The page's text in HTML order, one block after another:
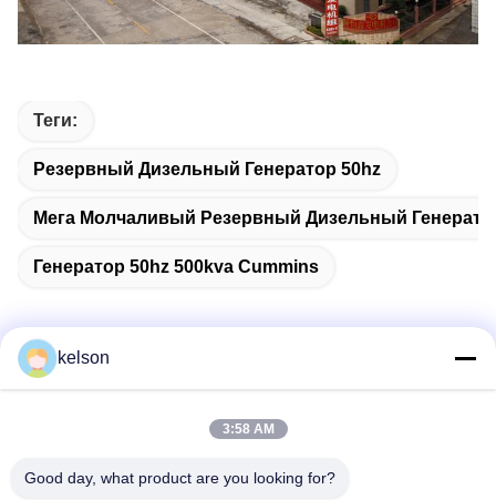
Теги:
Резервный Дизельный Генератор 50hz
Мега Молчаливый Резервный Дизельный
Генератор 50hz 500kva Cummins
Но. 1, дорога Xinglong 2-ая, индустриальная зона
kelson
3:58 AM
Good day, what product are you looking for?